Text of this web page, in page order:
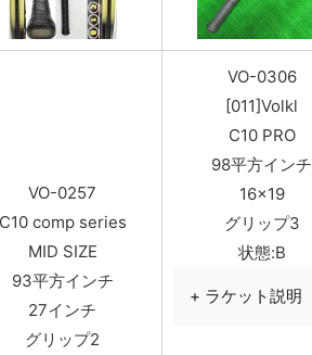
VO-0257
C10 comp series
MID SIZE
93平方インチ
27インチ
グリップ2
VO-0306
[011]Volkl
C10 PRO
98平方インチ
16×19
グリップ3
状態:B
+ ラケット説明